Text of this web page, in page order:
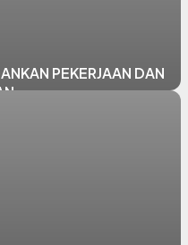
PEKERJAAN DAN